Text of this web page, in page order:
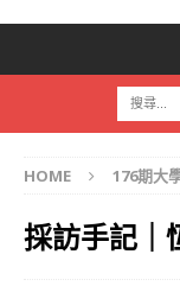
HOME 176期大
採訪手記